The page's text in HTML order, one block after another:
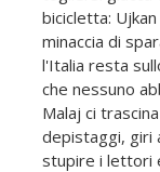
bicicletta:
minaccia di
l'Italia resta
che nessuno
Malaj ci
depistaggi, giri
stupire i lettori